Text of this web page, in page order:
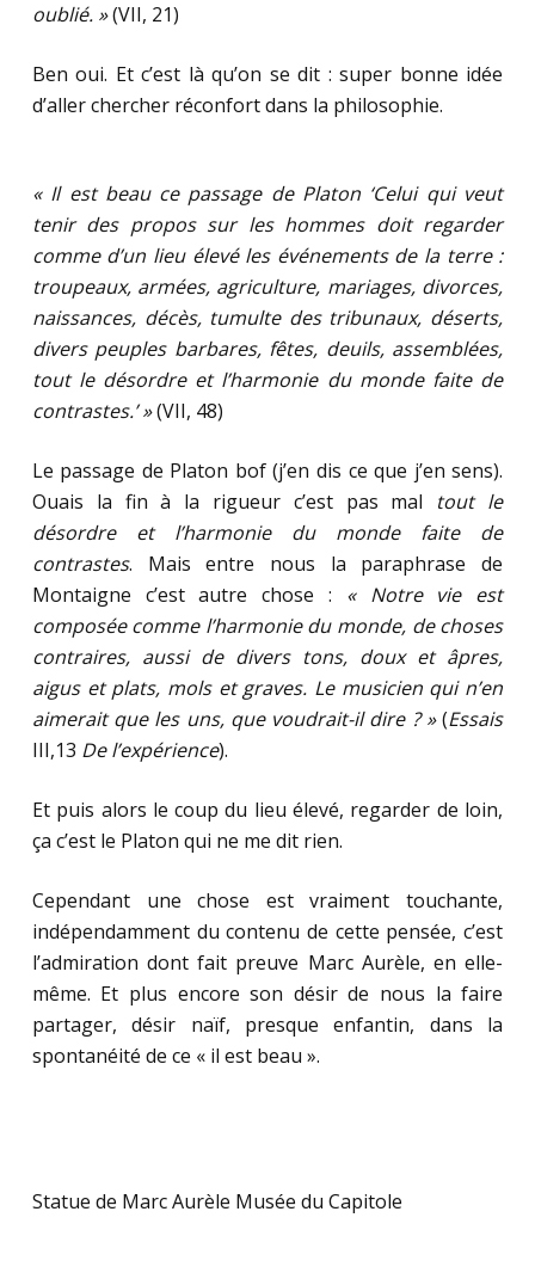
oublié. »(VII, 21)
Ben oui. Et c’est là qu’on se dit : super bonne idée
d’aller chercher réconfort dans la philosophie.
« Il est beau ce passage de Platon ‘Celui qui veut
tenir des propos sur les hommes doit regarder
comme d’un lieu élevé les événements de la terre :
troupeaux, armées, agriculture, mariages, divorces,
naissances, décès, tumulte des tribunaux, déserts,
divers peuples barbares, fêtes, deuils, assemblées,
tout le désordre et l’harmonie du monde faite de
contrastes.’ »(VII, 48)
Le passage de Platon bof (j’en dis ce que j’en sens).
Ouais la fin à la rigueur c’est pas mal tout le
désordre et l’harmonie du monde faite de
contrastes. Mais entre nous la paraphrase de
Montaigne c’est autre chose : « Notre vie est
composée comme l’harmonie du monde, de choses
contraires, aussi de divers tons, doux et âpres,
aigus et plats, mols et graves. Le musicien qui n’en
aimerait que les uns, que voudrait-il dire ? »(Essais
III,13 De l’expérience).
Et puis alors le coup du lieu élevé, regarder de loin,
ça c’est le Platon qui ne me dit rien.
Cependant une chose est vraiment touchante,
indépendamment du contenu de cette pensée, c’est
l’admiration dont fait preuve Marc Aurèle, en elle-
même. Et plus encore son désir de nous la faire
partager, désir naïf, presque enfantin, dans la
spontanéité de ce « il est beau ».
Statue de Marc Aurèle Musée du Capitole